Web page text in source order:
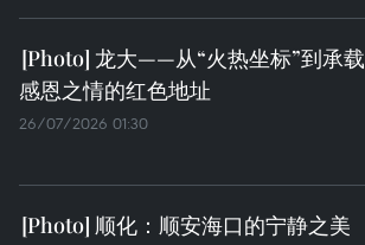
龙大——从“火热坐标”到承载
感恩之情的红色地址
26/07/2026 01:30
顺化：顺安海口的宁静之美